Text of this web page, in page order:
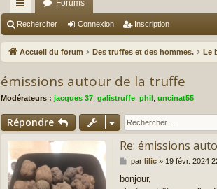
ac
co
ci
Forums
Rechercher Connexion Inscription
Accueil du forum Des truffes et des hommes. Le
émissions autour de la truffe
Modérateurs : jacques 37 galistruffe phil uncinat55
Répondre
Re: émissions
M
s
par lilic» 19 févr. 2024
bonjour,